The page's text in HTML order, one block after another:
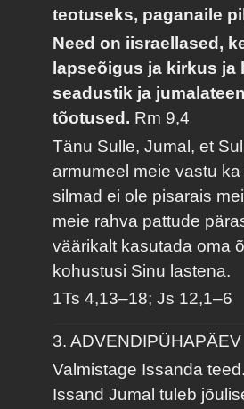
teotuseks, paganaile
Need on iisraellased,
lapseõigus ja kirkus ja
seadustik ja
tõotused. Rm 9,4
Tänu Sulle, Jumal, et
armumeel meie vastu
silmad ei ole pisarais
meie rahva pattude
väärikalt kasutada oma
kohustusi Sinu lastena.
1Ts 4,13–18; Js 12,1–6
3. ADVENDIPÜHAPÄEV
Valmistage Issanda
Issand Jumal tuleb